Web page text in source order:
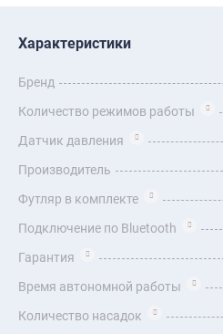
Характеристики
Бренд
Количество режимов работы
Датчик давления
Производитель
Футляр в комплекте
Подключение по Bluetooth
Гарантия
Время автономной работы
Количество насадок